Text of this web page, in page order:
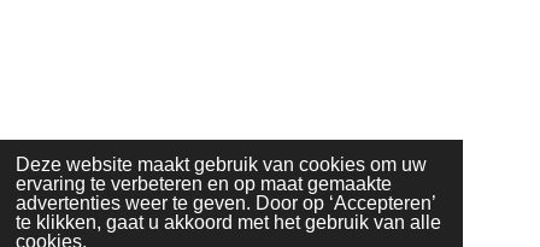
Deze website maakt gebruik van cookies om uw
ervaring te verbeteren en op maat gemaakte
advertenties weer te geven. Door op ‘Accepteren’
te klikken, gaat u akkoord met het gebruik van alle
cookies.